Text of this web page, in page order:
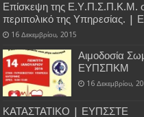
Επίσκεψη της Ε.Υ.Π.Σ.Π.Κ.Μ.
περιπολικό της Υπηρεσίας.
16 Δεκεμβρίου, 2015
Αιμοδοσία
ΕΥΠΣΠΚΜ
16 Δεκεμβρίου,
ΚΑΤΑΣΤΑΤΙΚΟ | ΕΥΠΣΣΤΕ